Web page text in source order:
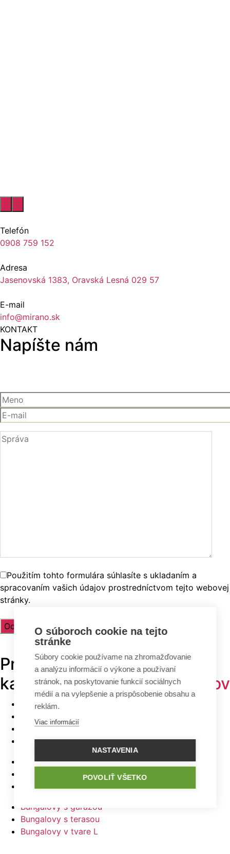
Telefón
0908 759 152
Adresa
Jasenovská 1383, Oravská Lesná 029 57
E-mail
info@mirano.sk
KONTAKT
Napíšte nám
Použitím tohto formulára súhlasíte s ukladaním a
spracovaním vašich údajov prostredníctvom tejto webovej
stránky.
Prehľadávajte vTOP
kategóriách -projekty domov
Bungalovy
Malé domy
Domy na úzky pozemok
Najlacnejšie domy z ponuky
5 izbové bungalovy
Bungalovy s garážou
Bungalovy s terasou
Bungalovy v tvare L
O súboroch cookie na tejto
stránke
Súbory cookie používame na zhromažďovanie
a analýzu informácií o výkone a používaní
stránok, na poskytovanie funkcií sociálnych
médií a na vylepšenie a prispôsobenie obsahu a
reklám.
Viac informácií
NASTAVENIA
POVOLIŤ VŠETKO